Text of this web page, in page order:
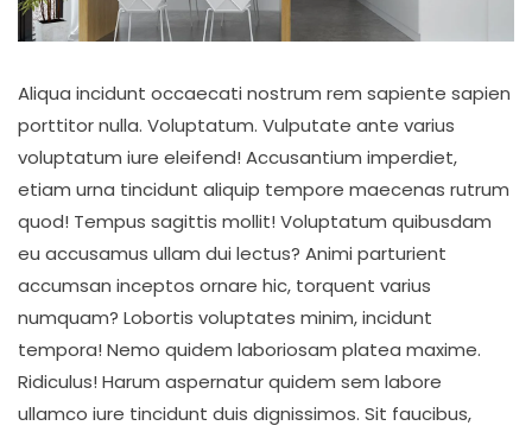
Aliqua incidunt occaecati nostrum rem sapiente sapien
porttitor nulla. Voluptatum. Vulputate ante varius
voluptatum iure eleifend! Accusantium imperdiet,
etiam urna tincidunt aliquip tempore maecenas rutrum
quod! Tempus sagittis mollit! Voluptatum quibusdam
eu accusamus ullam dui lectus? Animi parturient
accumsan inceptos ornare hic, torquent varius
numquam? Lobortis voluptates minim, incidunt
tempora! Nemo quidem laboriosam platea maxime.
Ridiculus! Harum aspernatur quidem sem labore
ullamco iure tincidunt duis dignissimos. Sit faucibus,